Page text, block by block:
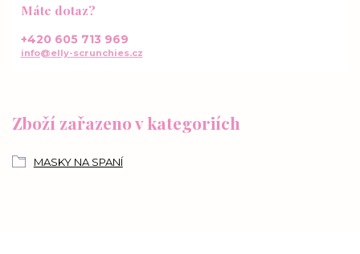
Zboží zařazeno v kategoriích
MASKY NA SPANÍ
Máte dotaz?
+420 605 713 969
info@elly-scrunchies.cz